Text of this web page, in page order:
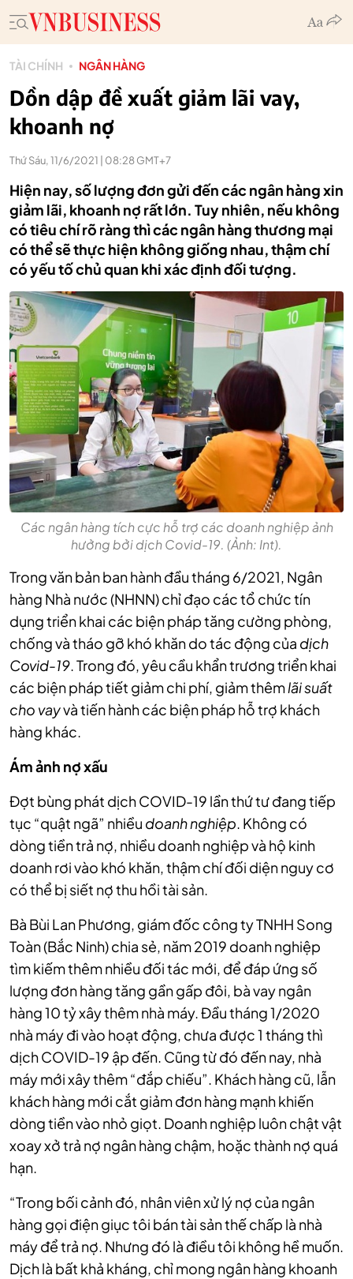
TÀI CHÍNH NGÂN HÀNG
Dồn dập đề xuất giảm lãi vay,
khoanh nợ
Thứ Sáu, 11/6/2021 | 08:28 GMT+7
Hiện nay, số lượng đơn gửi đến các ngân hàng xin
giảm lãi, khoanh nợ rất lớn. Tuy nhiên, nếu không
có tiêu chí rõ ràng thì các ngân hàng thương mại
có thể sẽ thực hiện không giống nhau, thậm chí
có yếu tố chủ quan khi xác định đối tượng.
Các ngân hàng tích cực hỗ trợ các doanh nghiệp ảnh
hưởng bởi dịch Covid-19. (Ảnh: Int).
Trong văn bản ban hành đầu tháng 6/2021, Ngân
hàng Nhà nước (NHNN) chỉ đạo các tổ chức tín
dụng triển khai các biện pháp tăng cường phòng,
chống và tháo gỡ khó khăn do tác động của dịch
Covid-19. Trong đó, yêu cầu khẩn trương triển khai
các biện pháp tiết giảm chi phí, giảm thêmlãi suất
cho vayvà tiến hành các biện pháp hỗ trợ khách
hàng khác.
Ám ảnh nợ xấu
Đợt bùng phát dịch COVID-19 lần thứ tư đang tiếp
tục “quật ngã” nhiều doanh nghiệp. Không có
dòng tiền trả nợ, nhiều doanh nghiệp và hộ kinh
doanh rơi vào khó khăn, thậm chí đối diện nguy cơ
có thể bị siết nợ thu hồi tài sản.
Bà Bùi Lan Phương, giám đốc công ty TNHH Song
Toàn (Bắc Ninh) chia sẻ, năm 2019 doanh nghiệp
tìm kiếm thêm nhiều đối tác mới, để đáp ứng số
lượng đơn hàng tăng gần gấp đôi, bà vay ngân
hàng 10 tỷ xây thêm nhà máy. Đầu tháng 1/2020
nhà máy đi vào hoạt động, chưa được 1 tháng thì
dịch COVID-19 ập đến. Cũng từ đó đến nay, nhà
máy mới xây thêm “đắp chiếu”. Khách hàng cũ, lẫn
khách hàng mới cắt giảm đơn hàng mạnh khiến
dòng tiền vào nhỏ giọt. Doanh nghiệp luôn chật vật
xoay xở trả nợ ngân hàng chậm, hoặc thành nợ quá
hạn.
“Trong bối cảnh đó, nhân viên xử lý nợ của ngân
hàng gọi điện giục tôi bán tài sản thế chấp là nhà
máy để trả nợ. Nhưng đó là điều tôi không hề muốn.
Dịch là bất khả kháng, chỉ mong ngân hàng khoanh